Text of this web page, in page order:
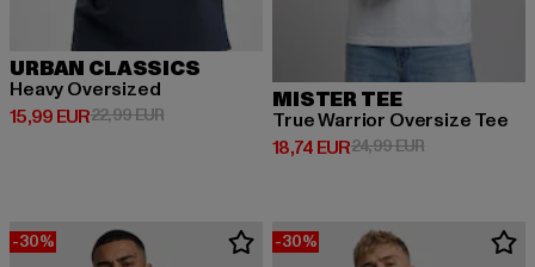
URBAN CLASSICS
Heavy Oversized
15,99 EUR
Derzeitiger Preis: 15,99 EUR
22,99 EURAktionspreis: 22,99 EUR
MISTER TEE
True Warrior Oversize Tee
18,74 EUR
Derzeitiger Preis: 18,74 EUR
24,99 EURAktionspreis:
-30% -30%